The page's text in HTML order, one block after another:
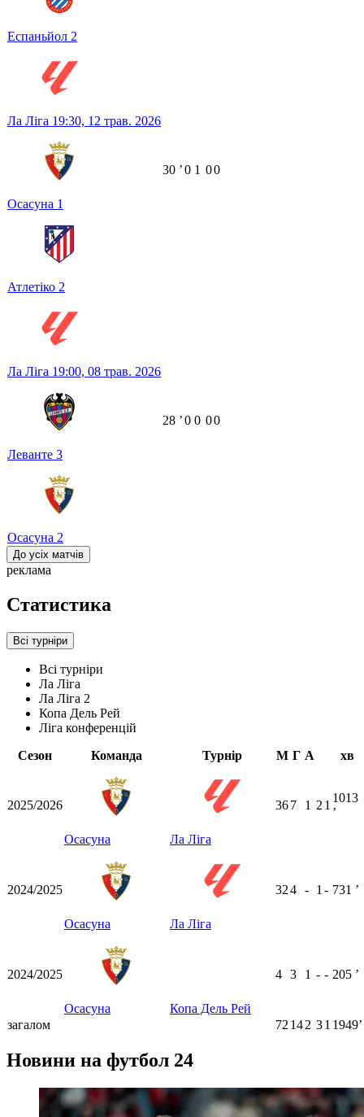
Еспаньйол 2
Ла Ліга 19:30, 12 трав. 2026
Осасуна 1
Атлетіко 2
30 ʼ0 1 00
Ла Ліга 19:00, 08 трав. 2026
Леванте 3
Осасуна 2
28 ʼ0 0 00
До усіх матчів
реклама
Статистика
Всі турніри
Всі турніри
Ла Ліга
Ла Ліга 2
Копа Дель Рей
Ліга конференцій
Сезон
Команда Турнір М Г А хв
2025/2026
Осасуна Ла Ліга
367 1 2 1
1013
ʼ
2024/2025
Осасуна Ла Ліга
324 - 1 - 731 ʼ
2024/2025
Осасуна Копа Дель Рей
4 3 1 - - 205 ʼ
загалом 72 142 31 1949ʼ
Новини на футбол 24